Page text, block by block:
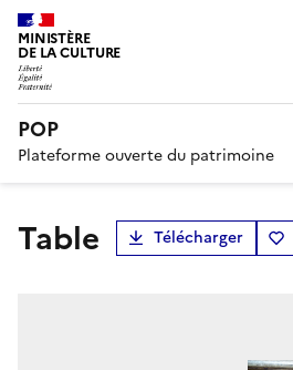
MINISTÈRE
DE LA CULTURE
POP
Plateforme ouverte du patrimoine
table Télécharger